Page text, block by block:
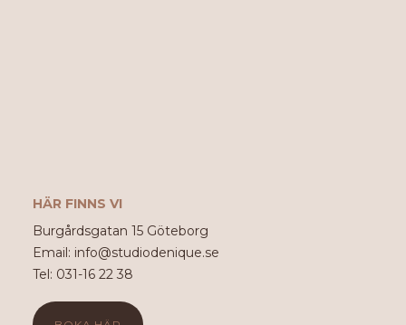
HÄR FINNS VI
Burgårdsgatan 15 Göteborg
Email: info@studiodenique.se
Tel: 031-16 22 38